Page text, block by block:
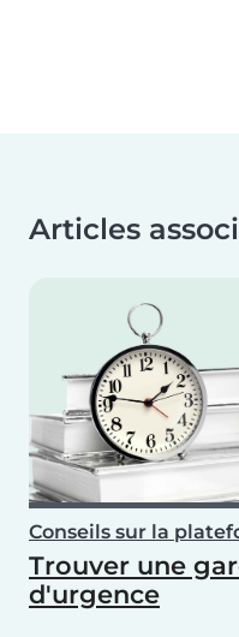
Articles
Conseils sur la
Trouver une
d'urgence